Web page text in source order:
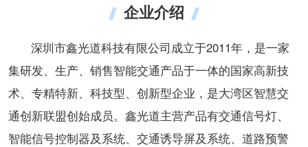
企业介绍
深圳市鑫光道科技有限公司成立于2011年，是一家
集研发、生产、销售智能交通产品于一体的国家高新技
术、专精特新、科技型、创新型企业，是大湾区智慧交
通创新联盟创始成员。鑫光道主营产品有交通信号灯、
智能信号控制器及系统、交通诱导屏及系统、道路预警